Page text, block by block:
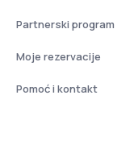
Partnerski program
Moje rezervacije
Pomoć i kontakt